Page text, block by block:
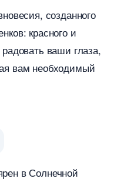
созданного
красного и
ваши глаза,
вам необходимый
в Солнечной